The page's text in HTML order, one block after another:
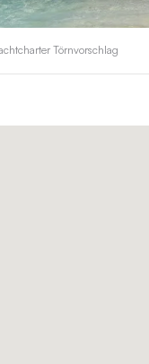
Törnvorschlag